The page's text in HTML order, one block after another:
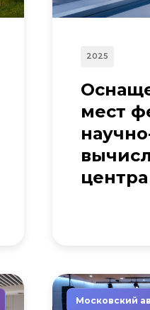
2025
мест
центра
Московский